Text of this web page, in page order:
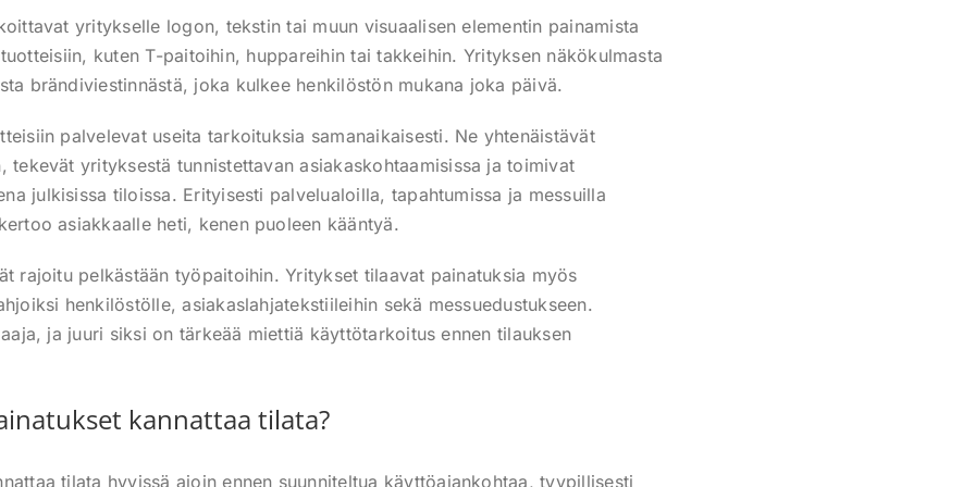
yritykselle logon, tekstin tai muun visuaalisen elementin painamista
kuten T-paitoihin, huppareihin tai takkeihin. Yrityksen näkökulmasta
brändiviestinnästä, joka kulkee henkilöstön mukana joka päivä.
palvelevat useita tarkoituksia samanaikaisesti. Ne yhtenäistävät
tekevät yrityksestä tunnistettavan asiakaskohtaamisissa ja toimivat
julkisissa tiloissa. Erityisesti palvelualoilla, tapahtumissa ja messuilla
asiakkaalle heti, kenen puoleen kääntyä.
rajoitu pelkästään työpaitoihin. Yritykset tilaavat painatuksia myös
henkilöstölle, asiakaslahjatekstiileihin sekä messuedustukseen.
ja juuri siksi on tärkeää miettiä käyttötarkoitus ennen tilauksen
kannattaa tilata?
tilata hyvissä ajoin ennen suunniteltua käyttöajankohtaa, tyypillisesti